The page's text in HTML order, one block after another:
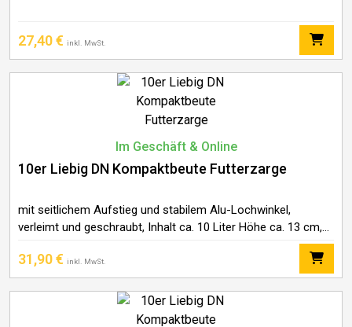
27,40€ inkl. MwSt.
Im Geschäft & Online
10er Liebig DN Kompaktbeute Futterzarge
mit seitlichem Aufstieg und stabilem Alu-Lochwinkel,
verleimt und geschraubt, Inhalt ca. 10 Liter Höhe ca. 13 cm,
Bottichlack oder ApiDana® Futterzargen Lack
31,90€ inkl. MwSt.